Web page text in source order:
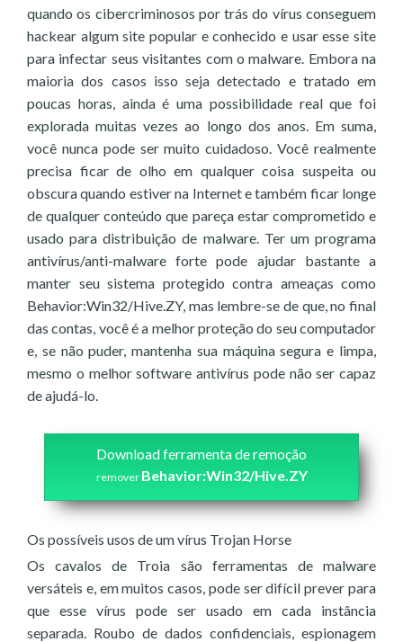
quando os cibercriminosos por trás do vírus conseguem
hackear algum site popular e conhecido e usar esse site
para infectar seus visitantes com o malware. Embora na
maioria dos casos isso seja detectado e tratado em
poucas horas, ainda é uma possibilidade real que foi
explorada muitas vezes ao longo dos anos. Em suma,
você nunca pode ser muito cuidadoso. Você realmente
precisa ficar de olho em qualquer coisa suspeita ou
obscura quando estiver na Internet e também ficar longe
de qualquer conteúdo que pareça estar comprometido e
usado para distribuição de malware. Ter um programa
antivírus/anti-malware forte pode ajudar bastante a
manter seu sistema protegido contra ameaças como
Behavior:Win32/Hive.ZY, mas lembre-se de que, no final
das contas, você é a melhor proteção do seu computador
e, se não puder, mantenha sua máquina segura e limpa,
mesmo o melhor software antivírus pode não ser capaz
de ajudá-lo.
Download ferramenta de remoção
remover Behavior:Win32/Hive.ZY
Os possíveis usos de um vírus Trojan Horse
Os cavalos de Troia são ferramentas de malware
versáteis e, em muitos casos, pode ser difícil prever para
que esse vírus pode ser usado em cada instância
separada. Roubo de dados confidenciais, espionagem